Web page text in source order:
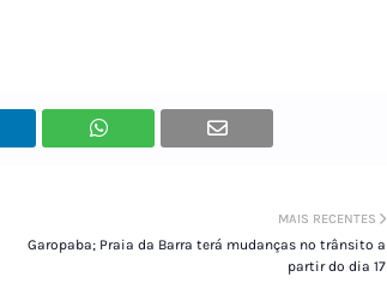
MAIS RECENTES
Garopaba; Praia da Barra terá mudanças no trânsito a
partir do dia 17